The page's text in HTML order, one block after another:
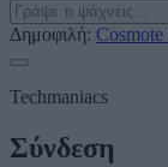
Δημοφιλή: Cosmote
Techmaniacs
Σύνδεση